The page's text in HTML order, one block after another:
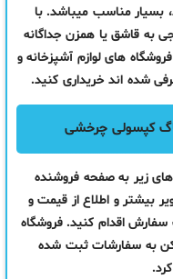
بسیار مناسب میباشد. با
به قاشق یا همزن جداگانه
های لوازم آشپزخانه و
شده اند خریداری کنید.
کپسولی چرخشی
زیر به صفحه فروشنده
بیشتر و اطلاع از قیمت و
اقدام کنید. فروشگاه
به سفارشات ثبت شده